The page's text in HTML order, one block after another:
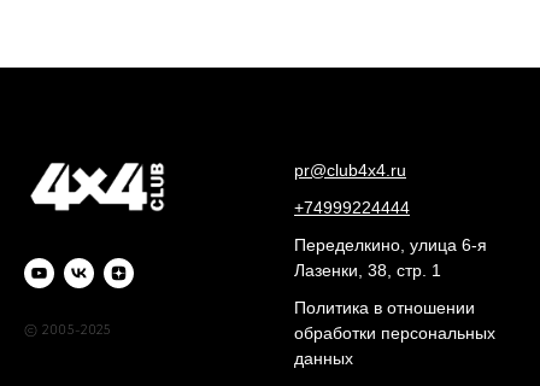
© 2005-2025
pr@club4x4.ru
+74999224444
Переделкино, улица 6-я
Лазенки, 38, стр. 1
Политика в отношении
обработки персональных
данных